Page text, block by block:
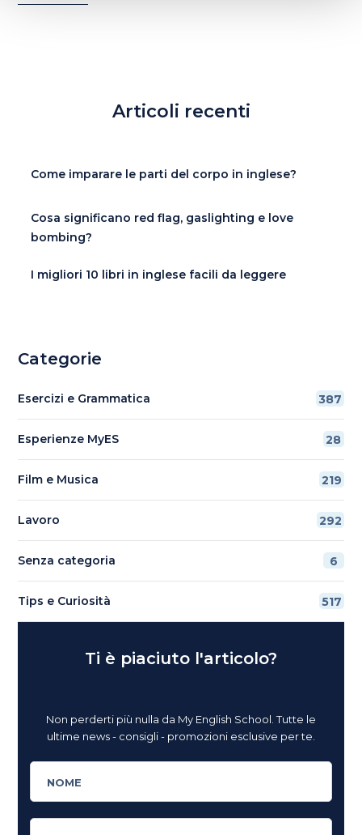
Articoli recenti
Come imparare le parti del corpo in inglese?
Cosa significano red flag, gaslighting e love
bombing?
I migliori 10 libri in inglese facili da leggere
Categorie
Esercizi e Grammatica 387
Esperienze MyES 28
Film e Musica 219
Lavoro 292
Senza categoria 6
Tips e Curiosità 517
Ti è piaciuto l'articolo?
Non perderti più nulla da My English School. Tutte le
ultime news - consigli - promozioni esclusive per te.